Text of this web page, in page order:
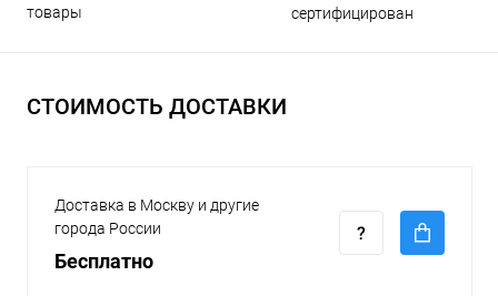
товары
сертифицирован
СТОИМОСТЬ ДОСТАВКИ
Доставка в Москву и другие
города России
Бесплатно